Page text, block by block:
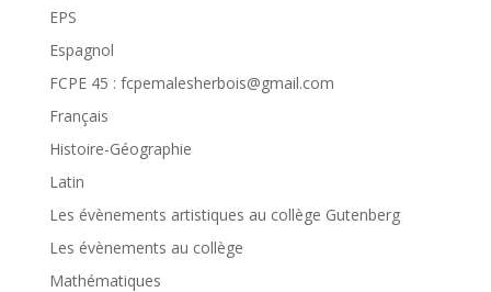
EPS
Espagnol
FCPE 45 : fcpemalesherbois@gmail.com
Français
Histoire-Géographie
Latin
Les évènements artistiques au collège Gutenberg
Les évènements au collège
Mathématiques